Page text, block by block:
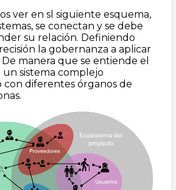
ver en sl siguiente esquema,
se conectan y se debe
su relación. Definiendo
la gobernanza a aplicar
manera que se entiende el
sistema complejo
diferentes órganos de